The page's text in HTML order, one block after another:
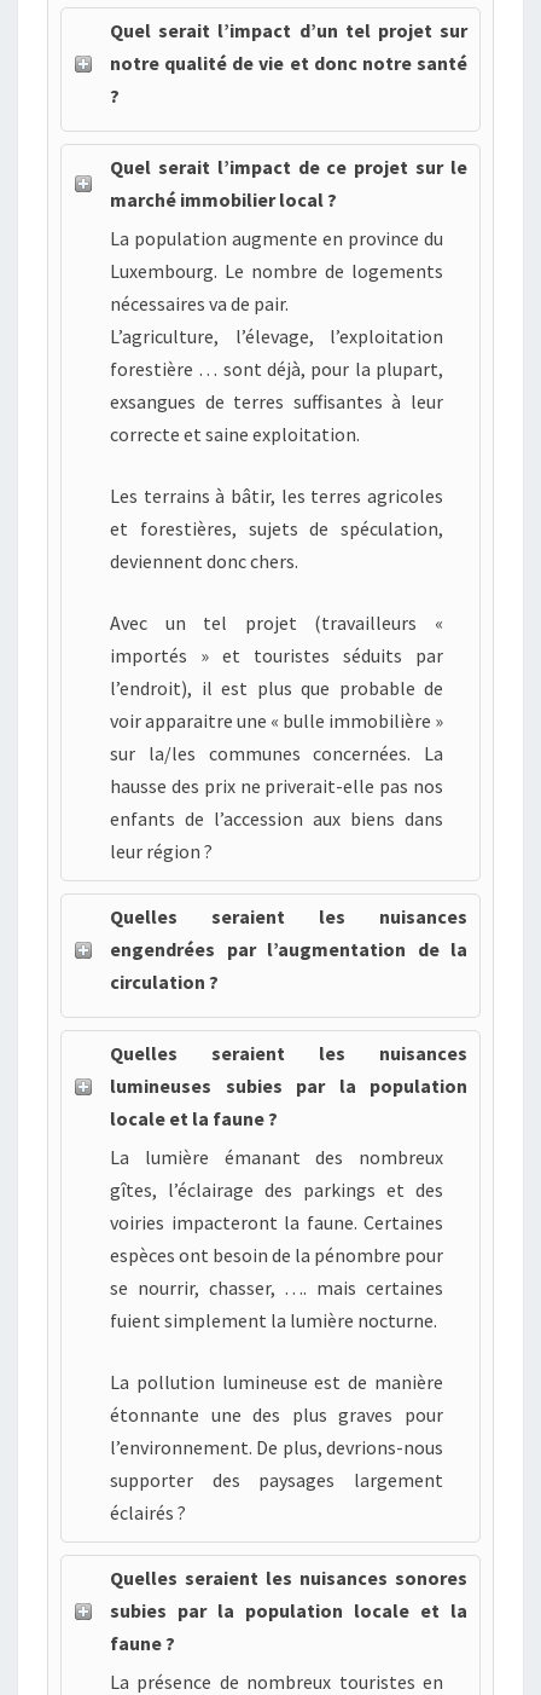
Quel serait l’impact d’un tel projet sur
notre qualité de vie et donc notre santé
?
Quel serait l’impact de ce projet sur le
marché immobilier local ?
La population augmente en province du
Luxembourg. Le nombre de logements
nécessaires va de pair.
L’agriculture, l’élevage, l’exploitation
forestière … sont déjà, pour la plupart,
exsangues de terres suffisantes à leur
correcte et saine exploitation.
Les terrains à bâtir, les terres agricoles
et forestières, sujets de spéculation,
deviennent donc chers.
Avec un tel projet (travailleurs «
importés » et touristes séduits par
l’endroit), il est plus que probable de
voir apparaitre une « bulle immobilière »
sur la/les communes concernées. La
hausse des prix ne priverait-elle pas nos
enfants de l’accession aux biens dans
leur région ?
Quelles seraient les nuisances
engendrées par l’augmentation de la
circulation ?
Quelles seraient les nuisances
lumineuses subies par la population
locale et la faune ?
La lumière émanant des nombreux
gîtes, l’éclairage des parkings et des
voiries impacteront la faune. Certaines
espèces ont besoin de la pénombre pour
se nourrir, chasser, …. mais certaines
fuient simplement la lumière nocturne.
La pollution lumineuse est de manière
étonnante une des plus graves pour
l’environnement. De plus, devrions-nous
supporter des paysages largement
éclairés ?
Quelles seraient les nuisances sonores
subies par la population locale et la
faune ?
La présence de nombreux touristes en